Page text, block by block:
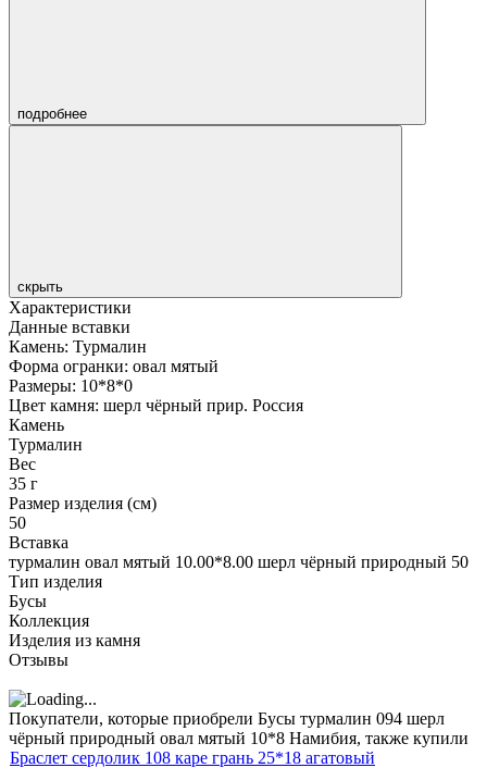
подробнее
скрыть
Характеристики
Данные вставки
Камень: Турмалин
Форма огранки: овал мятый
Размеры: 10*8*0
Цвет камня: шерл чёрный прир. Россия
Камень
Турмалин
Вес
35 г
Размер изделия (см)
50
Вставка
турмалин овал мятый 10.00*8.00 шерл чёрный природный 50
Тип изделия
Бусы
Коллекция
Изделия из камня
Отзывы
Покупатели, которые приобрели Бусы турмалин 094 шерл
чёрный природный овал мятый 10*8 Намибия, также купили
Браслет сердолик 108 каре грань 25*18 агатовый